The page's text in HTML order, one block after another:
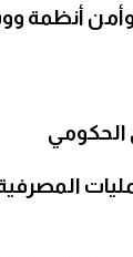
وأمن أنظمة
الحكومي